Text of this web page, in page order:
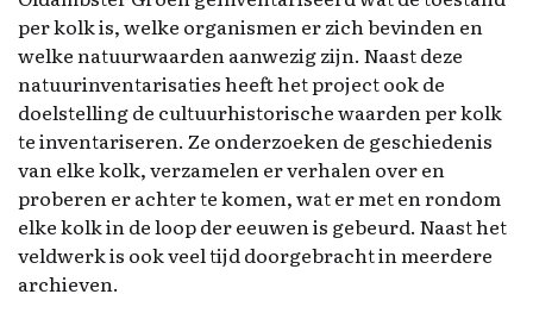
per kolk is, welke organismen er zich bevinden en
welke natuurwaarden aanwezig zijn. Naast deze
natuurinventarisaties heeft het project ook de
doelstelling de cultuurhistorische waarden per kolk
te inventariseren. Ze onderzoeken de geschiedenis
van elke kolk, verzamelen er verhalen over en
proberen er achter te komen, wat er met en rondom
elke kolk in de loop der eeuwen is gebeurd. Naast het
veldwerk is ook veel tijd doorgebracht in meerdere
archieven.